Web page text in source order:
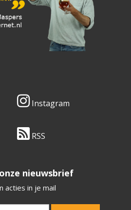
Instagram
RSS
nieuwsbrief
acties in je mail